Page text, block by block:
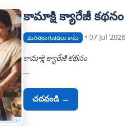
కామాక్షి క్యారేజీ కథనం
మనతెలుగుకథలు.కామ్ • 07 Jul 2026
కామాక్షి క్యారేజీ కథనం
...
చదవండి →